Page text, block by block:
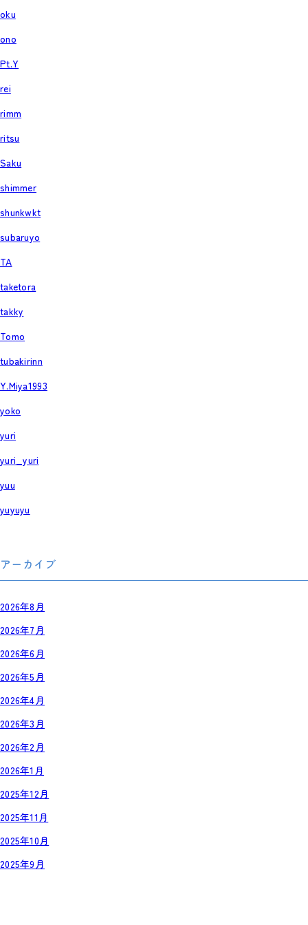
oku
ono
Pt.Y
rei
rimm
ritsu
Saku
shimmer
shunkwkt
subaruyo
TA
taketora
takky
Tomo
tubakirinn
Y.Miya1993
yoko
yuri
yuri_yuri
yuu
yuyuyu
アーカイブ
2026年8月
2026年7月
2026年6月
2026年5月
2026年4月
2026年3月
2026年2月
2026年1月
2025年12月
2025年11月
2025年10月
2025年9月